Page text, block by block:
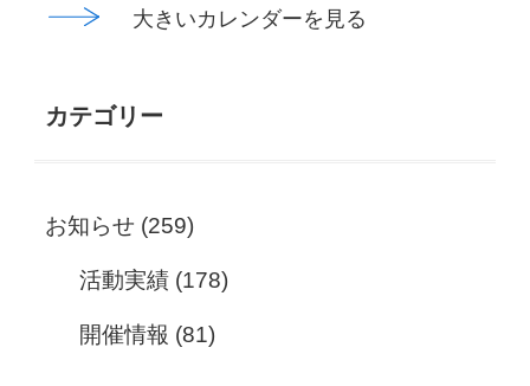
大きいカレンダーを見る
カテゴリー
お知らせ (259)
活動実績(178)
開催情報 (81)